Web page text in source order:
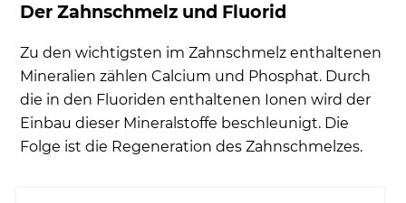
Der Zahnschmelz und Fluorid
Zu den wichtigsten im Zahnschmelz enthaltenen
Mineralien zählen Calcium und Phosphat. Durch
die in den Fluoriden enthaltenen Ionen wird der
Einbau dieser Mineralstoffe beschleunigt. Die
Folge ist die Regeneration des Zahnschmelzes.